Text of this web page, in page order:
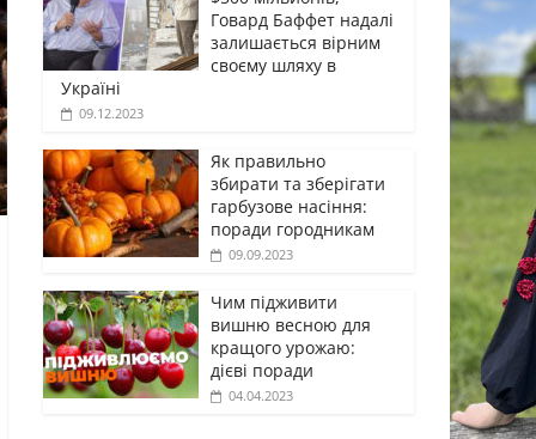
Говард Баффет надалі
залишається вірним
своєму шляху в
Україні
09.12.2023
Як правильно
збирати та зберігати
гарбузове насіння:
поради городникам
09.09.2023
Чим підживити
вишню весною для
кращого урожаю:
дієві поради
04.04.2023